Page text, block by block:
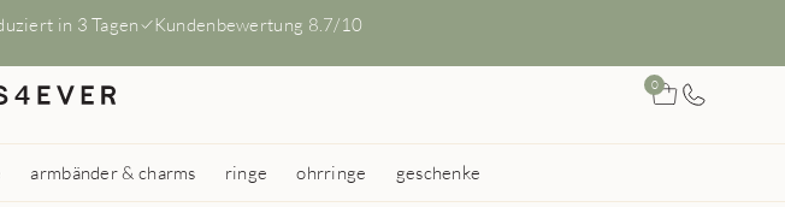
in 3 Tagen Kundenbewertung 8.7/10
0
armbänder & charms ringe ohrringe geschenke